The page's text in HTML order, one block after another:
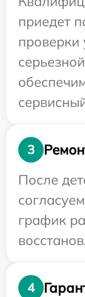
приедет
проверки
3
После
график
4